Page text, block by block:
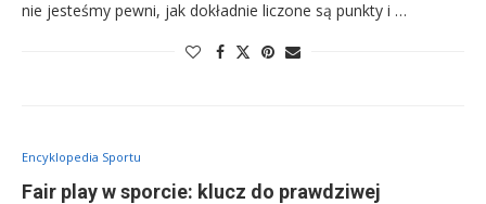
nie jesteśmy pewni, jak dokładnie liczone są punkty i …
Encyklopedia Sportu
Fair play w sporcie: klucz do prawdziwej